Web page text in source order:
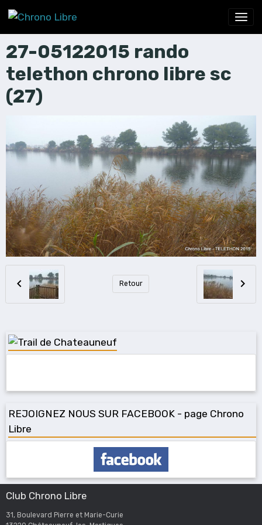
27-05122015 rando
telethon chrono libre sc
(27)
Retour
REJOIGNEZ NOUS SUR FACEBOOK - page Chrono
Libre
Club Chrono Libre
31, Boulevard Pierre et Marie-Curie